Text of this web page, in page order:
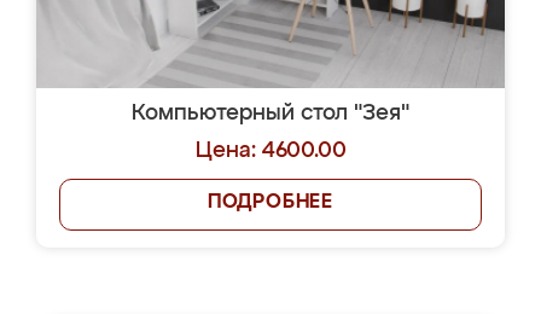
Компьютерный стол "Зея"
Цена: 4600.00
ПОДРОБНЕЕ